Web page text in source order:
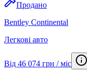
Продано
Bentley Continental
Легкові авто
Від 46 074 грн / міс